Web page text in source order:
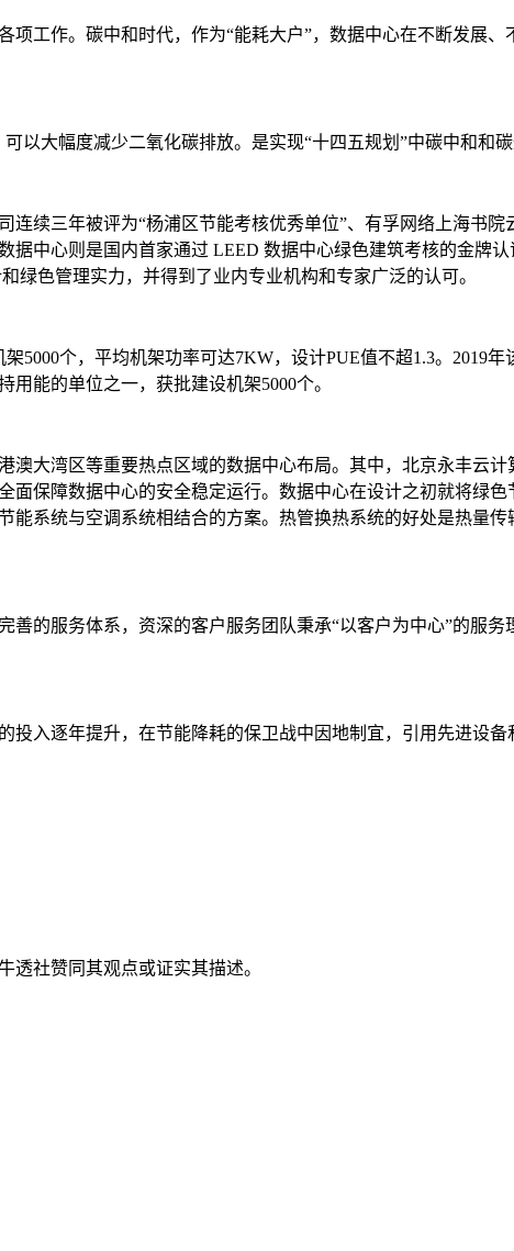
工作。碳中和时代，作为“能耗大户”，数据中心在不断发展
以大幅度减少二氧化碳排放。是实现“十四五规划”中碳中和和
续三年被评为“杨浦区节能考核优秀单位”、有孚网络上海书
中心则是国内首家通过 LEED 数据中心绿色建筑考核的金牌
绿色管理实力，并得到了业内专业机构和专家广泛的认可。
5000个，平均机架功率可达7KW，设计PUE值不超1.3。2019
能的单位之一，获批建设机架5000个。
大湾区等重要热点区域的数据中心布局。其中，北京永丰云
保障数据中心的安全稳定运行。数据中心在设计之初就将绿
系统与空调系统相结合的方案。热管换热系统的好处是热量
的服务体系，资深的客户服务团队秉承“以客户为中心”的服
入逐年提升，在节能降耗的保卫战中因地制宜，引用先进设
透社赞同其观点或证实其描述。